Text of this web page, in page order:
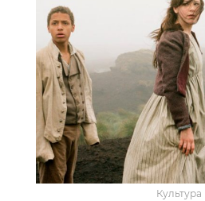
Культура